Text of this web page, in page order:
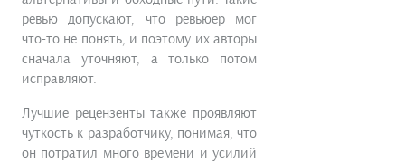
ревью допускают, что ревьюер мог
что-то не понять, и поэтому их авторы
сначала уточняют, а только потом
исправляют.
Лучшие рецензенты также проявляют
чуткость к разработчику, понимая, что
он потратил много времени и усилий